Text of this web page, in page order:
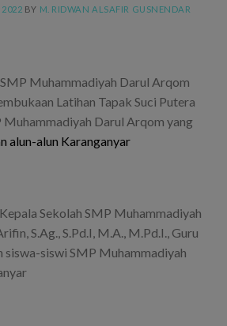
2022 BY M. RIDWAN ALSAFIR GUSNENDAR
SMP Muhammadiyah Darul Arqom
Latihan Tapak Suci Putera
Darul Arqom yang
alun-alun Karanganyar
Sekolah SMP Muhammadiyah
S.Ag., S.Pd.I, M.A., M.Pd.I., Guru
siswa-siswi SMP Muhammadiyah